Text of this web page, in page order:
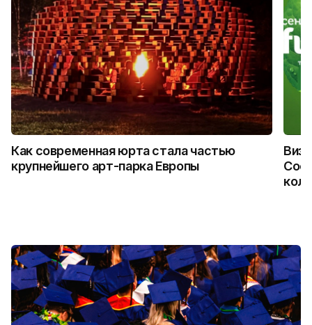
Как современная юрта стала частью
крупнейшего арт-парка Европы